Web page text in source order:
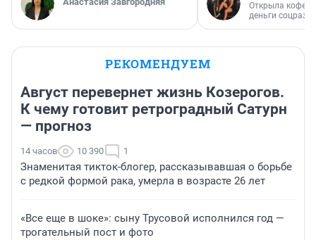
Открыла
деньги
РЕКОМЕНДУЕМ
Август перевернет жизнь Козерогов.
К чему готовит ретроградный Сатурн
— прогноз
14 часов 10 390 1
Знаменитая тикток-блогер, рассказывавшая о борьбе
с редкой формой рака, умерла в возрасте 26 лет
«Все еще в шоке»: сыну Трусовой исполнился год —
трогательный пост и фото